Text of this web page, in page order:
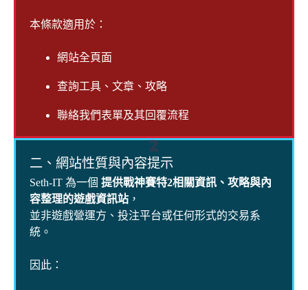
本條款適用於：
網站全頁面
查詢工具、文章、攻略
聯絡我們表單及其回覆流程
二、網站性質與內容提示
Seth-IT 為一個 提供戰神賽特2相關資訊、攻略與內
容整理的遊戲資訊站 ，
並非遊戲營運方、投注平台或任何形式的交易系
統。
因此：
2